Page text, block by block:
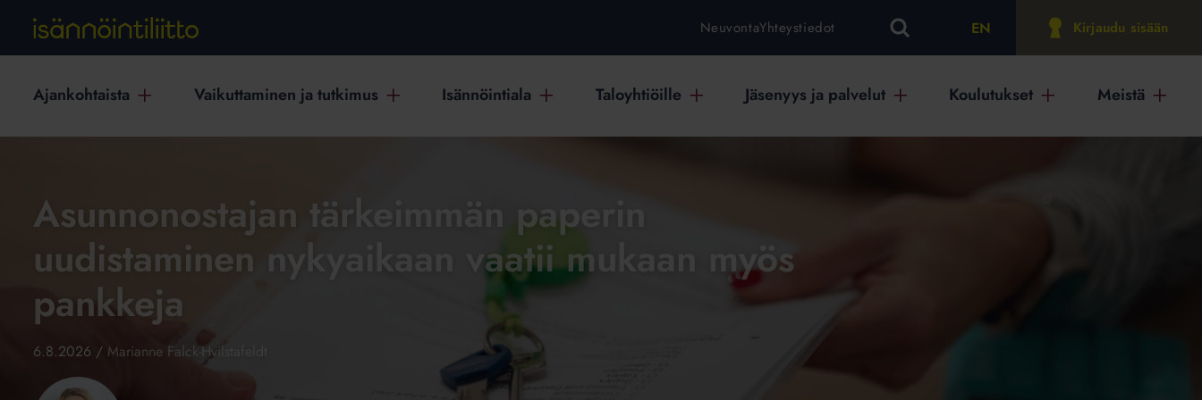
NeuvontaYhteystiedot EN Kirjaudu sisään
Ajankohtaista Vaikuttaminen ja tutkimus Isännöintiala Taloyhtiöille Jäsenyys ja palvelut Koulutukset Meistä
Asunnonostajan tärkeimmän paperin
uudistaminen nykyaikaan vaatii mukaan myös
pankkeja
6.8.2026 / Marianne Falck-Hvilstafeldt